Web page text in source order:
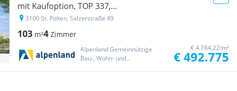
mit Kaufoption, TOP 337,
1000/00011721/00001337
3100 St. Pölten, Salzerstraße 49
103 m²4 Zimmer
Alpenland Gemeinnützige
Bau-, Wohn- und
€ 4.784,22/m²
€ 492.775